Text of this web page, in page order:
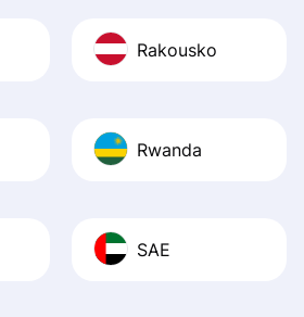
Rakousko
Rwanda
SAE